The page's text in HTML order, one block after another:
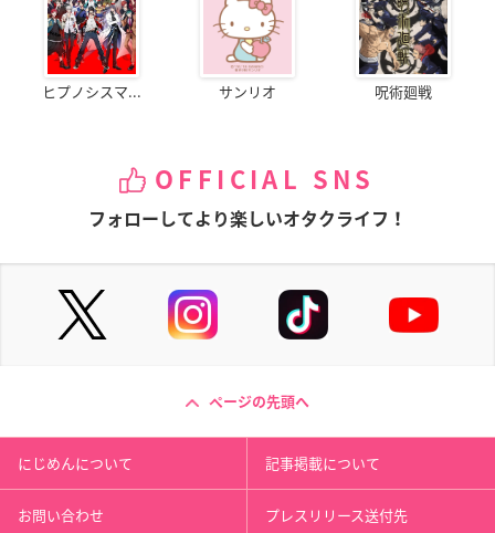
ヒプノシスマ... サンリオ 呪術廻戦
OFFICIAL SNS
フォローしてより楽しいオタクライフ！
ページの先頭へ
にじめんについて 記事掲載について
お問い合わせ プレスリリース送付先